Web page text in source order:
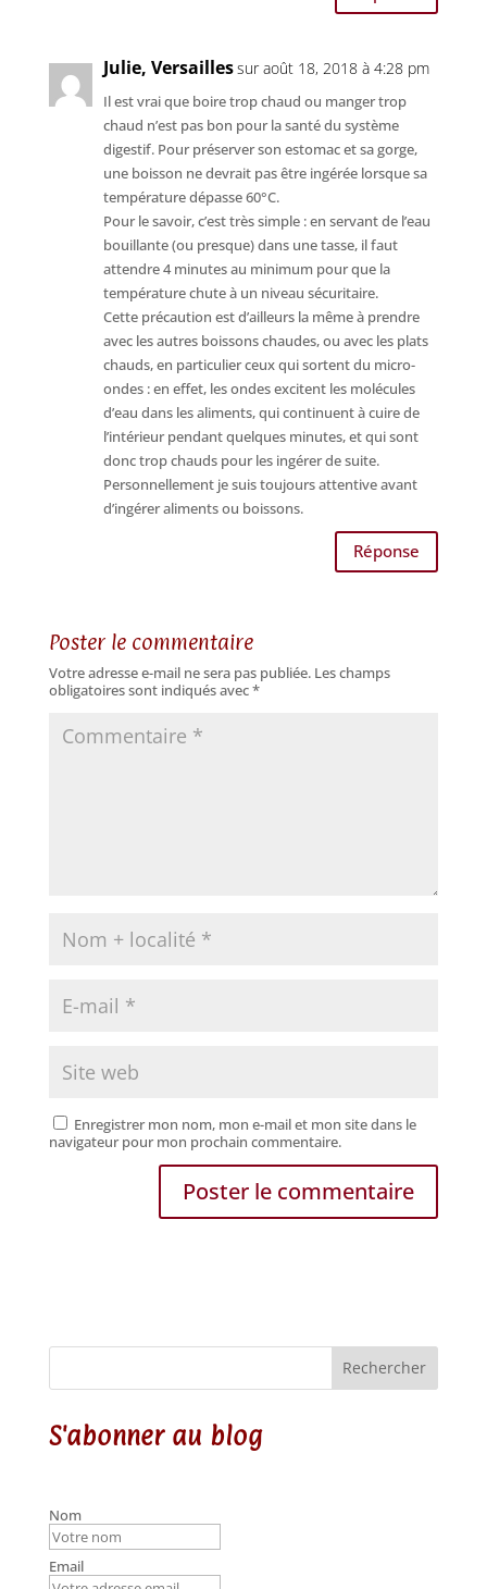
Julie, Versaillessur août 18, 2018 à 4:28 pm
Il est vrai que boire trop chaud ou manger trop
chaud n’est pas bon pour la santé du système
digestif. Pour préserver son estomac et sa gorge,
une boisson ne devrait pas être ingérée lorsque sa
température dépasse 60°C.
Pour le savoir, c’est très simple : en servant de l’eau
bouillante (ou presque) dans une tasse, il faut
attendre 4 minutes au minimum pour que la
température chute à un niveau sécuritaire.
Cette précaution est d’ailleurs la même à prendre
avec les autres boissons chaudes, ou avec les plats
chauds, en particulier ceux qui sortent du micro-
ondes : en effet, les ondes excitent les molécules
d’eau dans les aliments, qui continuent à cuire de
l’intérieur pendant quelques minutes, et qui sont
donc trop chauds pour les ingérer de suite.
Personnellement je suis toujours attentive avant
d’ingérer aliments ou boissons.
Réponse
Poster le commentaire
Votre adresse e-mail ne sera pas publiée. Les champs
obligatoires sont indiqués avec*
Enregistrer mon nom, mon e-mail et mon site dans le
navigateur pour mon prochain commentaire.
Rechercher
S'abonner au blog
Nom
Email